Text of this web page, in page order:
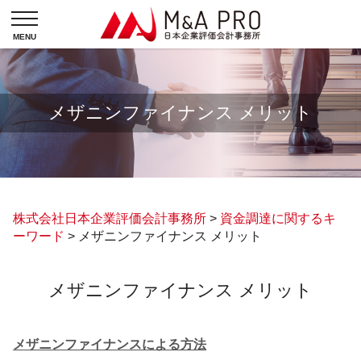
メザニンファイナンス メリット
株式会社日本企業評価会計事務所 > 資金調達に関するキ
ーワード > メザニンファイナンス メリット
メザニンファイナンス メリット
メザニンファイナンスによる方法